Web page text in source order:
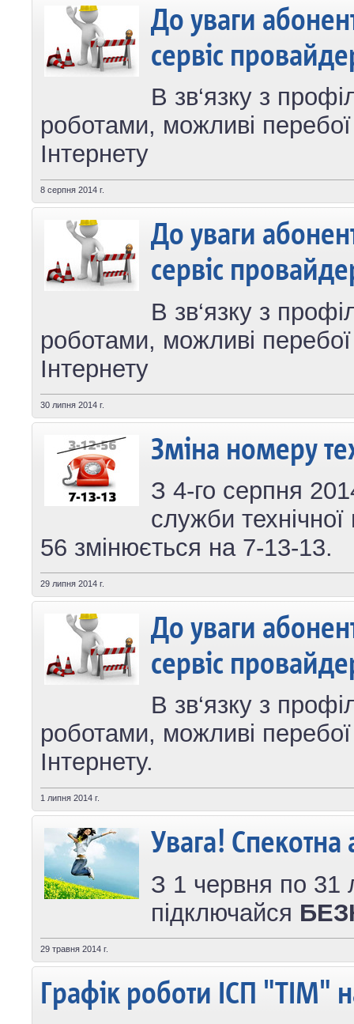
До уваги
сервіс
В зв‘язку з
роботами, можливі перебої
Інтернету
8 серпня 2014 г.
До уваги
сервіс
В зв‘язку з
роботами, можливі перебої
Інтернету
30 липня 2014 г.
Зміна номеру
З 4-го серпня
служби
56 змінюється на 7-13-13.
29 липня 2014 г.
До уваги
сервіс
В зв‘язку з
роботами, можливі перебої
Інтернету.
1 липня 2014 г.
Увага! Спекотна
З 1 червня по 31
підключайся
29 травня 2014 г.
Графік роботи ІСП "ТІМ"